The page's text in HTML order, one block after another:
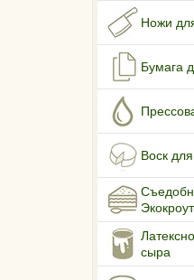
Ножи
Бумага
Воск
Экокроут
сыра